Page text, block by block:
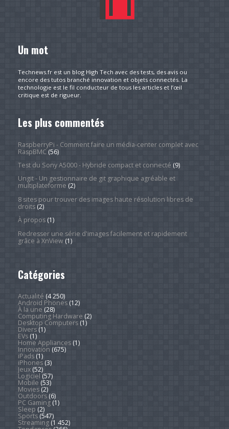
Un mot
Technews.fr est un blog High Tech avec des tests, des avis ou
encore des tutos branché innovation et objets connectés. La
technologie est le fil conducteur de tous les articles et l’œil
critique est de rigueur.
Les plus commentés
RaspberryPi - Comment faire un média-center complet avec
RaspBMC(56)
Test du Sony A5000 - Hybride compact et connecté (9)
Ungit - Un gestionnaire de git graphique agréable et
multiplateforme (2)
8 sites pour trouver des images haute résolution libres de
droits(2)
À propos(1)
Redresser une série d'images facilement et rapidement
grâce à XnView(1)
Catégories
Actualité (4 250)
Android Phones(12)
À la une (28)
Computing Hardware (2)
Desktop Computers(1)
Divers(1)
EVs(1)
Home Appliances(1)
Innovation (675)
iPads(1)
iPhones(3)
Jeux(52)
Logiciel (57)
Mobile (53)
Movies(2)
Outdoors(6)
PC Gaming(1)
Sleep (2)
Sports(547)
Streaming(1 452)